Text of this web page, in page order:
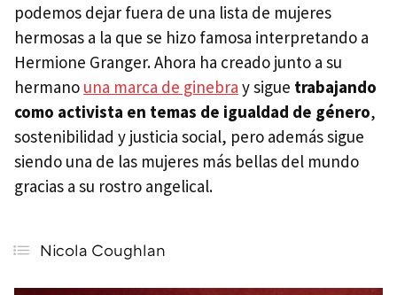
podemos dejar fuera de una lista de mujeres
hermosas a la que se hizo famosa interpretando a
Hermione Granger. Ahora ha creado junto a su
hermano una marca de ginebra y sigue trabajando
como activista en temas de igualdad de género,
sostenibilidad y justicia social, pero además sigue
siendo una de las mujeres más bellas del mundo
gracias a su rostro angelical.
Nicola Coughlan